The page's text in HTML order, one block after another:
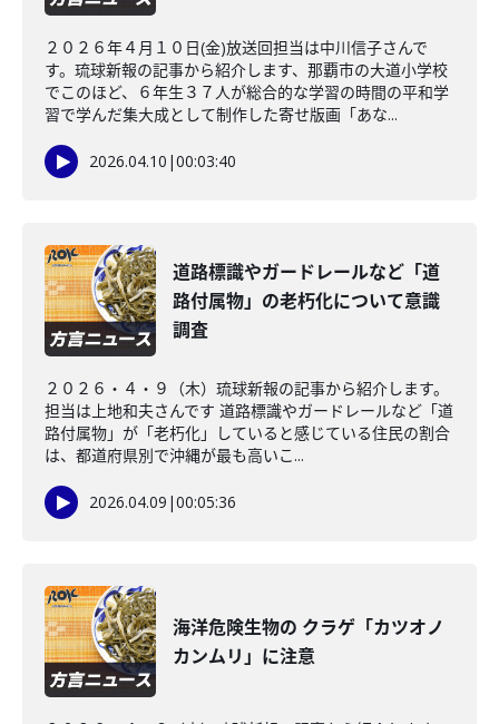
２０２６年４月１０日(金)放送回担当は中川信子さんで
す。琉球新報の記事から紹介します、那覇市の大道小学校
でこのほど、６年生３７人が総合的な学習の時間の平和学
習で学んだ集大成として制作した寄せ版画「あな...
2026.04.10 |00:03:40
道路標識やガードレールなど「道
路付属物」の老朽化について意識
調査
２０２６・４・９（木）琉球新報の記事から紹介します。
担当は上地和夫さんです 道路標識やガードレールなど「道
路付属物」が「老朽化」していると感じている住民の割合
は、都道府県別で沖縄が最も高いこ...
2026.04.09 |00:05:36
海洋危険生物の クラゲ「カツオノ
カンムリ」に注意